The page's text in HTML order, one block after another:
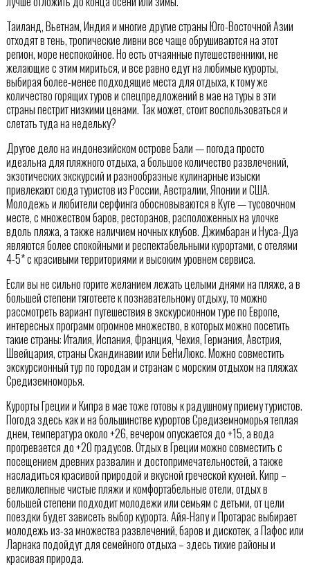
Таиланд, Вьетнам, Индия и многие другие страны Юго-Восточной Азии
отходят в тень, тропические ливни все чаще обрушиваются на этот
регион, море неспокойное. Но есть отчаянные путешественники, не
желающие с этим мириться, и все равно едут на любимые курорты,
выбирая более-менее подходящие места для отдыха, к тому же
количество горящих туров и спецпредложений в мае на туры в эти
страны пестрит низкими ценами. Так может, стоит воспользоваться и
слетать туда на недельку?
Другое дело на индонезийском острове Бали — погода просто
идеальна для пляжного отдыха, а большое количество развлечений,
экзотических экскурсий и разнообразные кулинарные изыски
привлекают сюда туристов из России, Австралии, Японии и США.
Молодежь и любители серфинга обосновываются в Куте — тусовочном
месте, с множеством баров, ресторанов, расположенных на улочке
вдоль пляжа, а также наличием ночных клубов. Джимбаран и Нуса-Дуа
являются более спокойными и респектабельными курортами, с отелями
4-5* с красивыми территориями и высоким уровнем сервиса.
Если вы не сильно горите желанием лежать целыми днями на пляже, а в
большей степени тяготеете к познавательному отдыху, то можно
рассмотреть вариант путешествия в экскурсионном туре по Европе,
интересных программ огромное множество, в которых можно посетить
такие страны: Италия, Испания, Франция, Чехия, Германия, Австрия,
Швейцария, страны Скандинавии или БеНиЛюкс. Можно совместить
экскурсионный тур по городам и странам с морским отдыхом на пляжах
Средиземноморья.
Курорты Греции и Кипра в мае тоже готовы к радушному приему туристов.
Погода здесь как и на большинстве курортов Средиземноморья теплая
днем, температура около +26, вечером опускается до +15, а вода
прогревается до +20 градусов. Отдых в Греции можно совместить с
посещением древних развалин и достопримечательностей, а также
насладиться красивой природой и вкусной греческой кухней. Кипр –
великолепные чистые пляжи и комфортабельные отели, отдых в
большей степени подходит молодежи или семьям с детьми, от цели
поездки будет зависеть выбор курорта. Айя-Напу и Протарас выбирает
молодежь из-за множества развлечений, баров и дискотек, а Пафос или
Ларнака подойдут для семейного отдыха – здесь тихие районы и
красивая природа.